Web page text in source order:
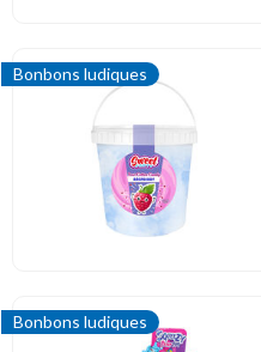
Bonbons ludiques
Bonbons ludiques